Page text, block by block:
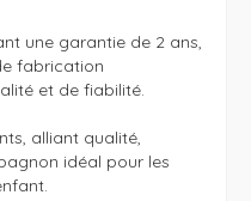
une garantie de 2 ans,
fabrication
et de fiabilité.
alliant qualité,
idéal pour les